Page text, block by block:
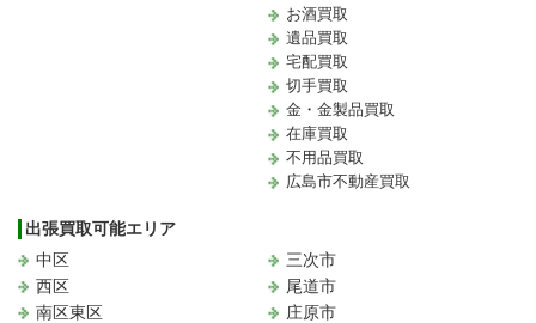
お酒買取
遺品買取
宅配買取
切手買取
金・金製品買取
在庫買取
不用品買取
広島市不動産買取
出張買取可能エリア
中区
西区
南区東区
三次市
尾道市
庄原市